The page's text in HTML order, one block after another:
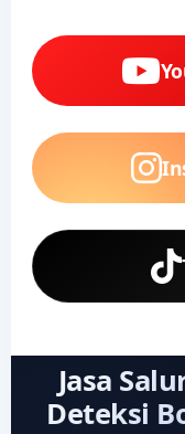
Jasa
Deteksi